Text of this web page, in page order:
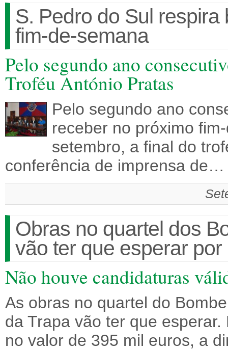
S. Pedro do Sul
fim-de-semana
Pelo segundo ano
Troféu António Pratas
Pelo segundo ano
receber no próximo
setembro, a final do
conferência de imprensa de…
Obras no quartel dos
vão ter que esperar
Não houve candidaturas
As obras no quartel do
da Trapa vão ter que
no valor de 395 mil euros, a